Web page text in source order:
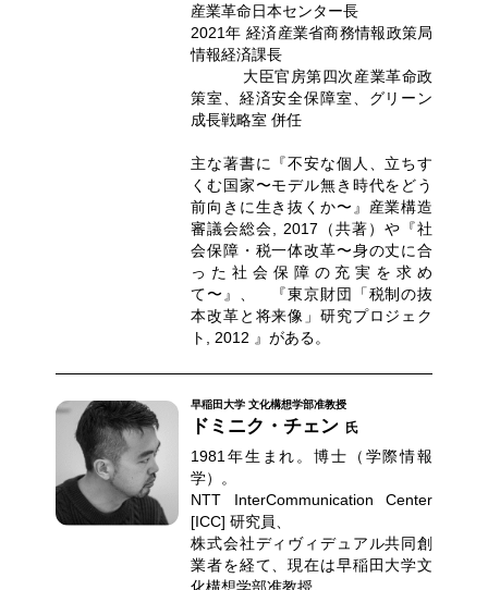
産業革命日本センター長
2021年 経済産業省商務情報政策局
情報経済課長
大臣官房第四次産業革命政
策室、経済安全保障室、グリーン
成長戦略室 併任
主な著書に『不安な個人、立ちす
くむ国家〜モデル無き時代をどう
前向きに生き抜くか〜』産業構造
審議会総会, 2017（共著）や『社
会保障・税一体改革〜身の丈に合
った社会保障の充実を求め
て〜』、 『東京財団「税制の抜
本改革と将来像」研究プロジェク
ト, 2012 』がある。
早稲田大学 文化構想学部准教授
ドミニク・チェン 氏
1981年生まれ。博士（学際情報
学）。
NTT InterCommunication Center
[ICC] 研究員、
株式会社ディヴィデュアル共同創
業者を経て、現在は早稲田大学文